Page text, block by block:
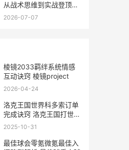
从战术思维到实战登顶的
进阶之路
2026-07-07
棱镜2033羁绊系统情感
互动诀窍 棱镜project
2026-04-24
洛克王国世界科多索订单
完成诀窍 洛克王国打世界
boss阵容
2025-10-31
最佳球会零氪微氪最佳入